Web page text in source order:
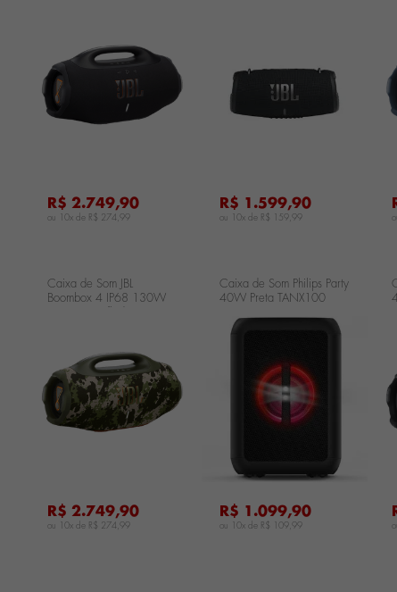
R$ 2.749,90
ou 10x de R$ 274,99
R$ 1.599,90
ou 10x de R$ 159,99
Caixa de Som JBL
Boombox 4 IP68 130W
R$ 2.749,90
ou 10x de R$ 274,99
Caixa de Som Philips Party
40W Preta TANX100
R$ 1.099,90
ou 10x de R$ 109,99